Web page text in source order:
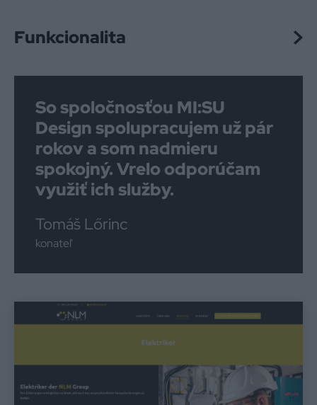
Funkcionalita
So spoločnosťou MI:SU
Design spolupracujem už pár
rokov a som nadmieru
spokojný. Vrelo odporúčam
využiť ich služby.
Tomáš Lőrinc
konateľ